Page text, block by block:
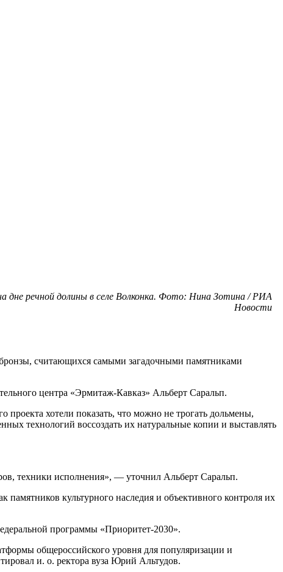
дне речной долины в селе Волконка. Фото: Нина Зотина / РИА
Новости
считающихся самыми загадочными памятниками
центра «Эрмитаж-Кавказ» Альберт Саральп.
хотели показать, что можно не трогать дольмены,
технологий воссоздать их натуральные копии и выставлять
техники исполнения», — уточнил Альберт Саральп.
культурного наследия и объективного контроля их
программы «Приоритет-2030».
общероссийского уровня для популяризации и
и. о. ректора вуза Юрий Альтудов.